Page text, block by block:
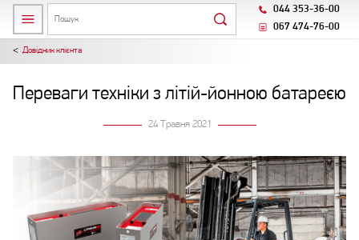
044 353-36-00
067 474-76-00
Довідник клієнта
Переваги техніки з літій-йонною батареєю
24 Травня 2021